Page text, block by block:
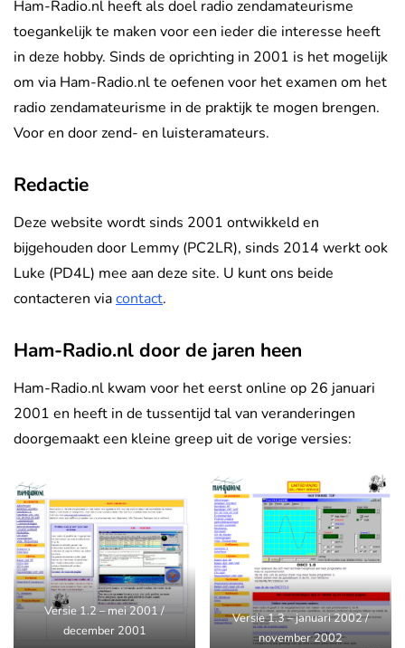
Ham-Radio.nl heeft als doel radio zendamateurisme
toegankelijk te maken voor een ieder die interesse heeft
in deze hobby. Sinds de oprichting in 2001 is het mogelijk
om via Ham-Radio.nl te oefenen voor het examen om het
radio zendamateurisme in de praktijk te mogen brengen.
Voor en door zend- en luisteramateurs.
Redactie
Deze website wordt sinds 2001 ontwikkeld en
bijgehouden door Lemmy (PC2LR), sinds 2014 werkt ook
Luke (PD4L) mee aan deze site. U kunt ons beide
contacteren viacontact.
Ham-Radio.nl door de jaren heen
Ham-Radio.nl kwam voor het eerst online op 26 januari
2001 en heeft in de tussentijd tal van veranderingen
doorgemaakt een kleine greep uit de vorige versies:
Versie 1.2 – mei 2001 /
december 2001
Versie 1.3 – januari 2002 /
november 2002